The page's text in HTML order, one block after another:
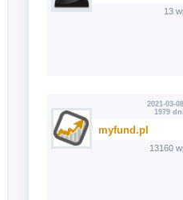
13
2021-03-
1979
myfund.pl
13160